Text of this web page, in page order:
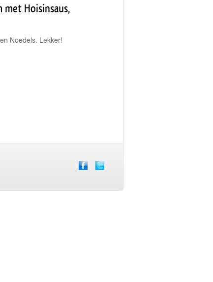
met Hoisinsaus,
Noedels. Lekker!